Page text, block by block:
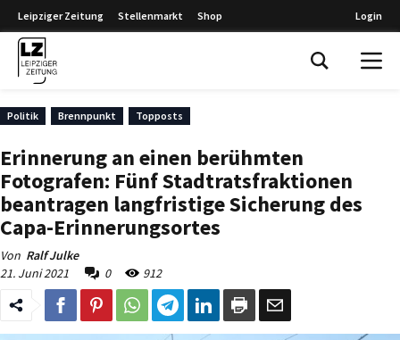
Leipziger Zeitung Stellenmarkt Shop Login
Politik Brennpunkt Topposts
Erinnerung an einen berühmten
Fotografen: Fünf Stadtratsfraktionen
beantragen langfristige Sicherung des
Capa-Erinnerungsortes
Von Ralf Julke
21. Juni 2021
0 912